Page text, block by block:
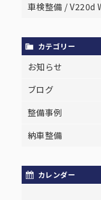
車検整備 / V220d
カテゴリー
お知らせ
ブログ
整備事例
納車整備
カレンダー